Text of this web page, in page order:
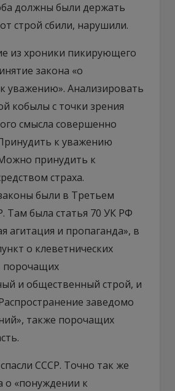
должны были держать
строй сбили, нарушили.
из хроники пикирующего
закона «о
уважению». Анализировать
кобылы с точки зрения
смысла совершенно
к уважению
принудить к
страха.
были в Третьем
Там была статья 70 УК РФ
агитация и пропаганда», в
о клеветнических
порочащих
и общественный строй, и
заведомо
также порочащих
СССР. Точно так же
о «понуждении к